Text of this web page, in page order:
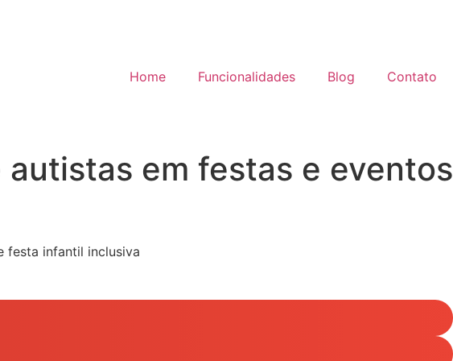
Home Funcionalidades Blog Contato
em festas e eventos